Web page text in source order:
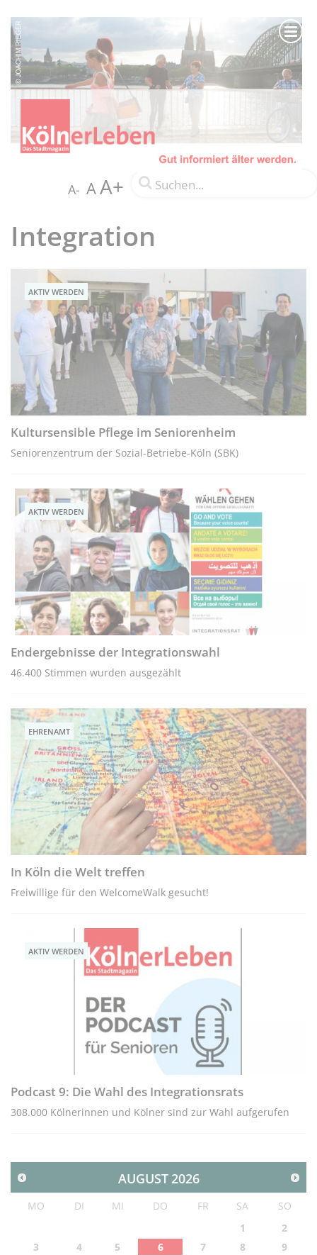
A- AA+
Integration
AKTIV WERDEN
Kultursensible Pflege im Seniorenheim
Seniorenzentrum der Sozial-Betriebe-Köln (SBK)
AKTIV WERDEN
Endergebnisse der Integrationswahl
46.400 Stimmen wurden ausgezählt
EHRENAMT
In Köln die Welt treffen
Freiwillige für den WelcomeWalk gesucht!
AKTIV WERDEN
Podcast 9: Die Wahl des Integrationsrats
308.000 Kölnerinnen und Kölner sind zur Wahl aufgerufen
AUGUST 2026
MO DI MI DO FR SA
SO
1
2
3
4 5 6 7 8
9